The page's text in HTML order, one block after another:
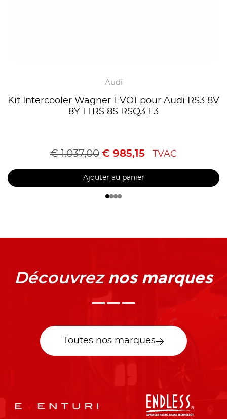
Audi
Kit Intercooler Wagner EVO1 pour Audi RS3 8V
8Y TTRS 8S RSQ3 F3
€1.037,00 € 985,15 TVAC
Ajouter au panier
Découvrez nos marques
Toutes nos marques